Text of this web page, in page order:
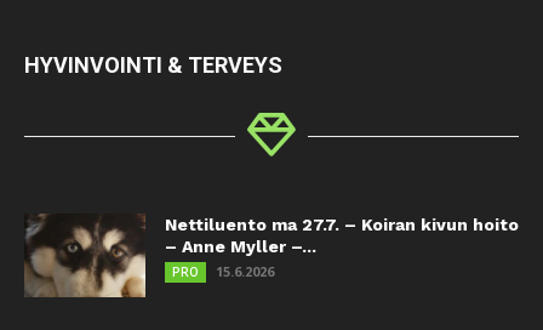
HYVINVOINTI & TERVEYS
Nettiluento ma 27.7. – Koiran kivun hoito
– Anne Myller –...
PRO 15.6.2026